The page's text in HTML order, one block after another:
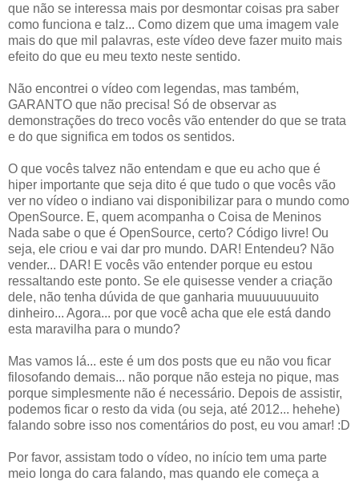
que não se interessa mais por desmontar coisas pra saber
como funciona e talz... Como dizem que uma imagem vale
mais do que mil palavras, este vídeo deve fazer muito mais
efeito do que eu meu texto neste sentido.
Não encontrei o vídeo com legendas, mas também,
GARANTO que não precisa! Só de observar as
demonstrações do treco vocês vão entender do que se trata
e do que significa em todos os sentidos.
O que vocês talvez não entendam e que eu acho que é
hiper importante que seja dito é que tudo o que vocês vão
ver no vídeo o indiano vai disponibilizar para o mundo como
OpenSource. E, quem acompanha o Coisa de Meninos
Nada sabe o que é OpenSource, certo? Código livre! Ou
seja, ele criou e vai dar pro mundo. DAR! Entendeu? Não
vender... DAR! E vocês vão entender porque eu estou
ressaltando este ponto. Se ele quisesse vender a criação
dele, não tenha dúvida de que ganharia muuuuuuuuito
dinheiro... Agora... por que você acha que ele está dando
esta maravilha para o mundo?
Mas vamos lá... este é um dos posts que eu não vou ficar
filosofando demais... não porque não esteja no pique, mas
porque simplesmente não é necessário. Depois de assistir,
podemos ficar o resto da vida (ou seja, até 2012... hehehe)
falando sobre isso nos comentários do post, eu vou amar! :D
Por favor, assistam todo o vídeo, no início tem uma parte
meio longa do cara falando, mas quando ele começa a